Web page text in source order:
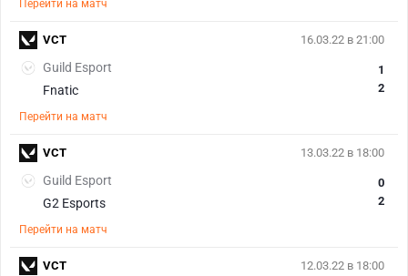
Перейти на матч
16.03.22 в 21:00
Guild Esport
Fnatic
1
2
Перейти на матч
VCT
13.03.22 в 18:00
Guild Esport
G2 Esports
0
2
Перейти на матч
VCT
12.03.22 в 18:00
VCT